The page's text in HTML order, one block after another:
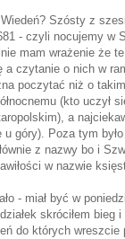
Szósty z
- czyli nocujemy w
mam wrażenie że
a czytanie o nich w
poczytać niż o
(kto uczył
a
góry). Poza tym
z nazwy bo i
w nazwie
- miał być w
skróciłem bieg
do których wreszcie